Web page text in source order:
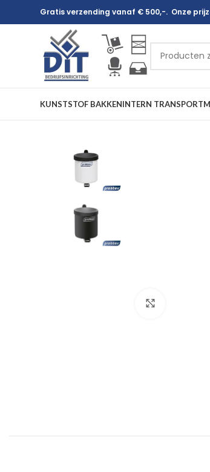
Gratis verzending vanaf € 500,-. Onze
KUNSTSTOF BAKKENINTERN TRANSPORT